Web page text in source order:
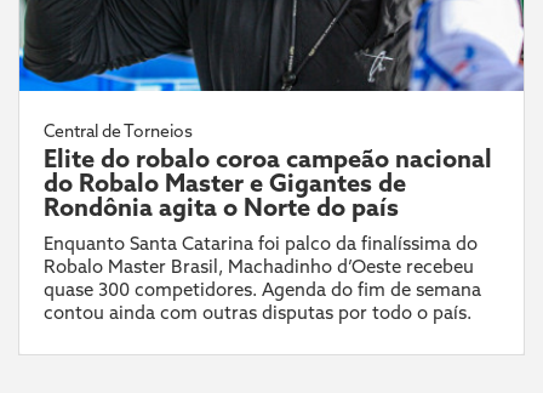
Central de Torneios
Elite do robalo coroa campeão nacional
do Robalo Master e Gigantes de
Rondônia agita o Norte do país
Enquanto Santa Catarina foi palco da finalíssima do
Robalo Master Brasil, Machadinho d’Oeste recebeu
quase 300 competidores. Agenda do fim de semana
contou ainda com outras disputas por todo o país.